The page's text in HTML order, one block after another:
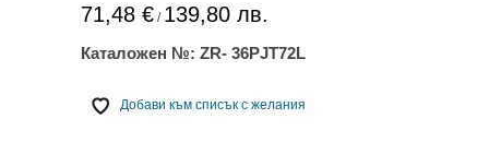
71,48 €/ 139,80 лв.
Каталожен №: ZR- 36PJT72L
Добави към списък с желания